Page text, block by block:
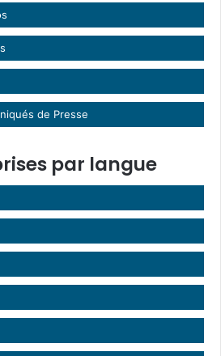
de Presse
par langue